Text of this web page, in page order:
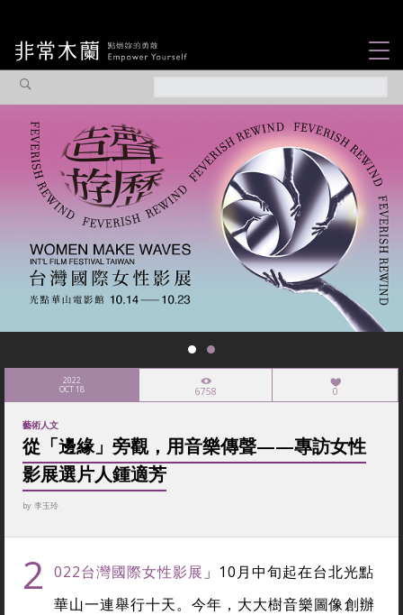
焦點企劃
社會企業
認識我們
2022
OCT 18 6758 0
藝術人文
從「邊緣」旁觀，用音樂傳聲——專訪女性
影展選片人鍾適芳
by 李玉玲
2 022台灣國際女性影展 」10月中旬起在台北光點
華山一連舉行十天。今年，大大樹音樂圖像創辦